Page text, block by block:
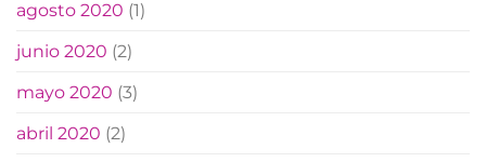
agosto 2020 (1)
junio 2020 (2)
mayo 2020 (3)
abril 2020 (2)